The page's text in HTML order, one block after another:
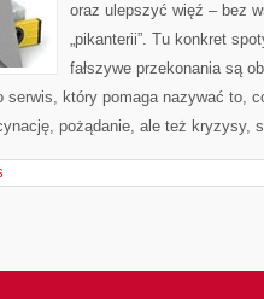
oraz ulepszyć więź – bez
„pikanterii”. Tu konkret
fałszywe przekonania są
serwis, który pomaga nazywać to,
pożądanie, ale też kryzysy,